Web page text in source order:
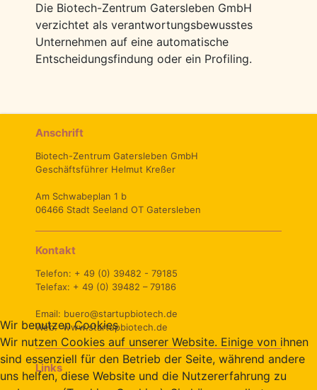
Die Biotech-Zentrum Gatersleben GmbH
verzichtet als verantwortungsbewusstes
Unternehmen auf eine automatische
Entscheidungsfindung oder ein Profiling.
Anschrift
Biotech-Zentrum Gatersleben GmbH
Geschäftsführer Helmut Kreßer
Am Schwabeplan 1 b
06466 Stadt Seeland OT Gatersleben
Kontakt
Telefon: + 49 (0) 39482 - 79185
Telefax: + 49 (0) 39482 – 79186
Email: buero@startupbiotech.de
Web: www.startupbiotech.de
Links
Wir benutzen Cookies
Wir nutzen Cookies auf unserer Website. Einige von ihnen
sind essenziell für den Betrieb der Seite, während andere
uns helfen, diese Website und die Nutzererfahrung zu